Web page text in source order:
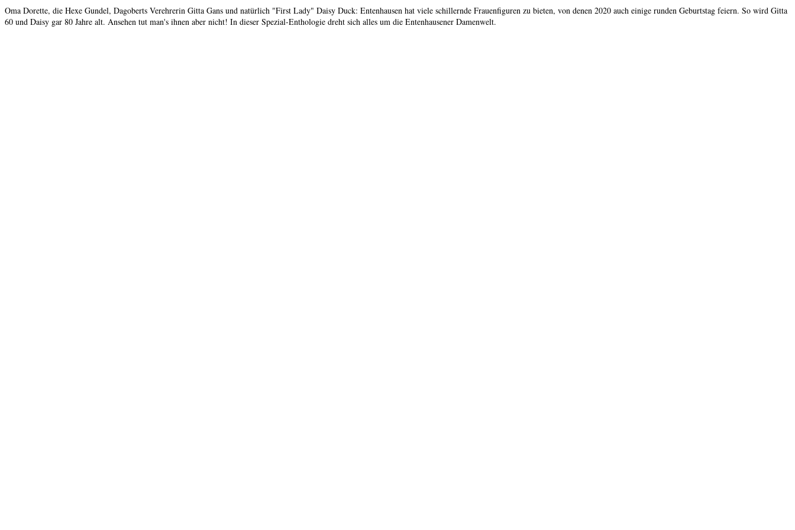
Oma Dorette, die Hexe Gundel, Dagoberts Verehrerin Gitta Gans und natürlich "First Lady" Daisy Duck: Entenhausen hat viele schillernde Frauenfiguren zu bieten, von denen 2020 auch einige runden Geburtstag feiern. So wird Gitta
60 und Daisy gar 80 Jahre alt. Ansehen tut man's ihnen aber nicht! In dieser Spezial-Enthologie dreht sich alles um die Entenhausener Damenwelt.